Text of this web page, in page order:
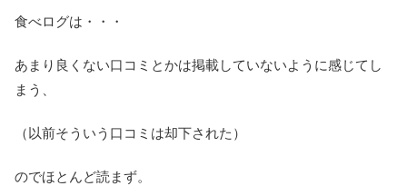
食べログは・・・
あまり良くない口コミとかは掲載していないように感じてし
まう、
（以前そういう口コミは却下された）
のでほとんど読まず。